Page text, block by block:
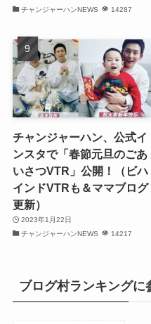
チャンジャーハンNEWS
14287
チャンジャーハン、公式イ
ンスタで「春節元旦のごあ
いさつVTR」公開！（ビハ
インドVTRも＆ママブログ
更新）
2023年1月22日
チャンジャーハンNEWS
14217
ブログ村ランキングに